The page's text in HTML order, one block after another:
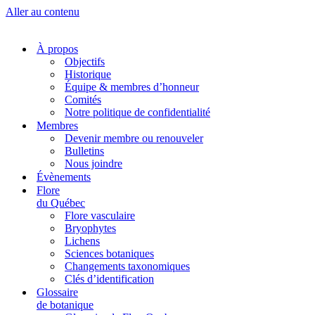
Aller au contenu
À propos
Objectifs
Historique
Équipe & membres d’honneur
Comités
Notre politique de confidentialité
Membres
Devenir membre ou renouveler
Bulletins
Nous joindre
Évènements
Flore
du Québec
Flore vasculaire
Bryophytes
Lichens
Sciences botaniques
Changements taxonomiques
Clés d’identification
Glossaire
de botanique